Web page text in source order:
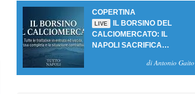
COPERTINA
LIVE
IL BORSINO DEL
CALCIOMERCATO: IL
NAPOLI SACRIFICA
SBLOCCANO ARRIVIdi Antonio Gaito